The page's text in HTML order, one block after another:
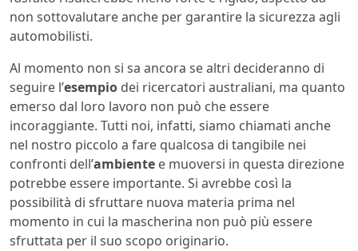
non sottovalutare anche per garantire la sicurezza agli
automobilisti.
Al momento non si sa ancora se altri decideranno di
seguire l’esempio dei ricercatori australiani, ma quanto
emerso dal loro lavoro non può che essere
incoraggiante. Tutti noi, infatti, siamo chiamati anche
nel nostro piccolo a fare qualcosa di tangibile nei
confronti dell’ambiente e muoversi in questa direzione
potrebbe essere importante. Si avrebbe così la
possibilità di sfruttare nuova materia prima nel
momento in cui la mascherina non può più essere
sfruttata per il suo scopo originario.